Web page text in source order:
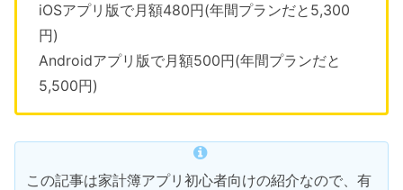
iOSアプリ版で月額480円(年間プランだと5,300
円)
Androidアプリ版で月額500円(年間プランだと
5,500円)
この記事は家計簿アプリ初心者向けの紹介なので、有